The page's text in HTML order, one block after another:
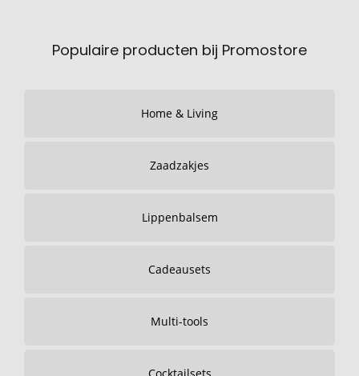
Populaire producten bij Promostore
Home & Living
Zaadzakjes
Lippenbalsem
Cadeausets
Multi-tools